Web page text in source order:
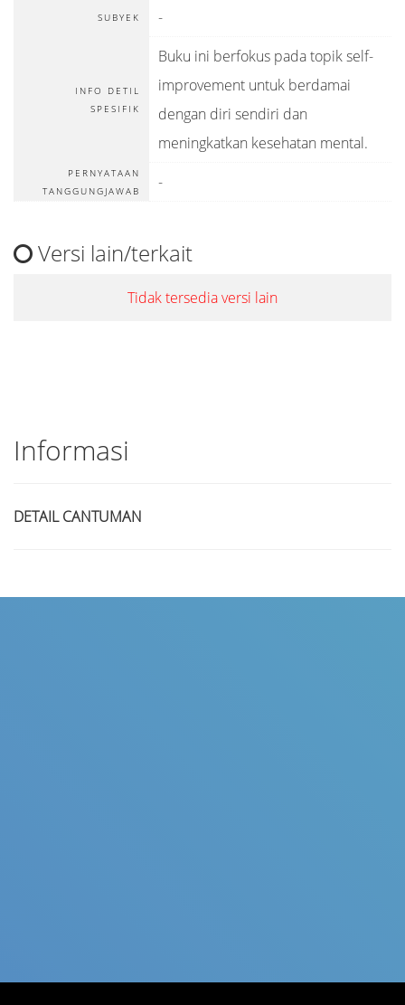
SUBYEK -
INFO DETIL
SPESIFIK
Buku ini berfokus pada topik self-
improvement untuk berdamai
dengan diri sendiri dan
meningkatkan kesehatan mental.
PERNYATAAN
TANGGUNGJAWAB
-
Versi lain/terkait
Tidak tersedia versi lain
Informasi
DETAIL CANTUMAN